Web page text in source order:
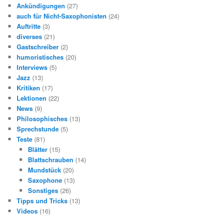
n
Ankündigungen (27)
auch für Nicht-Saxophonisten (24)
Auftritte (3)
diverses (21)
Gastschreiber (2)
humoristisches (20)
Interviews (5)
Jazz (13)
Kritiken (17)
Lektionen (22)
News (9)
Philosophisches (13)
Sprechstunde (5)
Teste (81)
Blätter(15)
Blattschrauben (14)
Mundstück(20)
Saxophone(13)
Sonstiges(26)
Tipps und Tricks (13)
Videos (16)